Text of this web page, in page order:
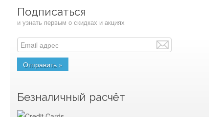
Подписаться
и узнать первым о скидках и акциях
Безналичный расчёт